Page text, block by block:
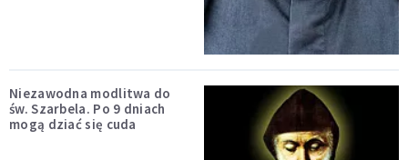
Niezawodna modlitwa do
św. Szarbela. Po 9 dniach
mogą dziać się cuda